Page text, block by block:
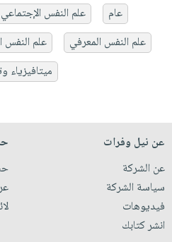
عام
علم النفس الإجتماعي
علم النفس المعرفي
علم النفس
ميتافيزياء
عن نيل وفرات
عن الشركة
سياسة الشركة
فيديوهات
انشر كتابك